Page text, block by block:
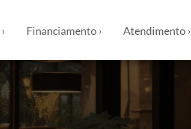
Financiamento › Atendimento ›